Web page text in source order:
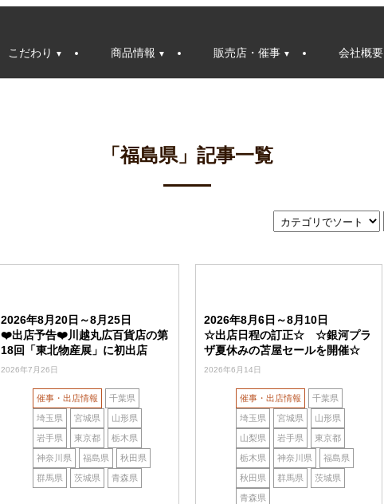
こだわり 商品情報 販売店・催事 会社概要
「福島県」記事一覧
2026年8月20日～8月25日
❤️出店予告❤️川越丸広百貨店の第
18回「東北物産展」に初出店
2026年7月26日
催事・出店情報 千葉県
埼玉県 宮城県 山形県
岩手県 東京都 栃木県
神奈川県 福島県 秋田県
群馬県 茨城県 青森県
2026年8月6日～8月10日
☆出店日程の訂正☆ ☆銀河プラ
ザ夏休みの苫屋セールを開催☆
2026年6月14日
催事・出店情報 千葉県
埼玉県 宮城県 山形県
山梨県 岩手県 東京都
栃木県 神奈川県 福島県
秋田県 群馬県 茨城県
青森県